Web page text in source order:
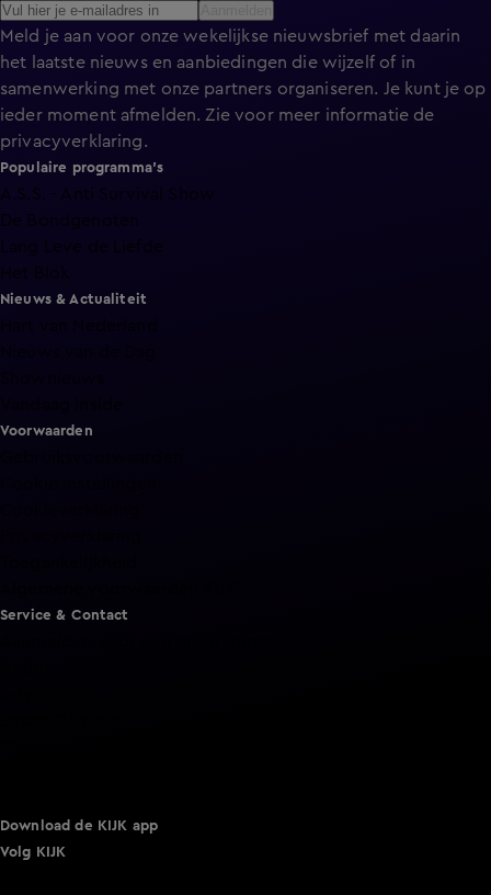
Meld je aan voor onze wekelijkse nieuwsbrief met daarin
het laatste nieuws en aanbiedingen die wijzelf of in
samenwerking met onze partners organiseren. Je kunt je op
ieder moment afmelden. Zie voor meer informatie de
privacyverklaring.
Populaire programma's
A.S.S. - Anti Survival Show
De Bondgenoten
Lang Leve de Liefde
Nieuws & Actualiteit
Voorwaarden
Service & Contact
Download de KIJK app
Volg KIJK